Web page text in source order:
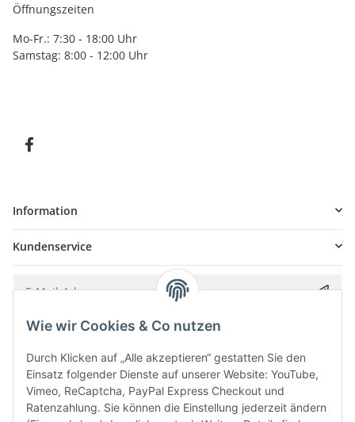
Öffnungszeiten
Mo-Fr.: 7:30 - 18:00 Uhr
Samstag: 8:00 - 12:00 Uhr
Information
Kundenservice
Bitte senden Sie mir entsprechend IhrerDatenschutzerklärung
Wie wir Cookies & Co nutzen
Durch Klicken auf „Alle akzeptieren“ gestatten Sie den
Einsatz folgender Dienste auf unserer Website: YouTube,
Vimeo, ReCaptcha, PayPal Express Checkout und
Ratenzahlung. Sie können die Einstellung jederzeit ändern